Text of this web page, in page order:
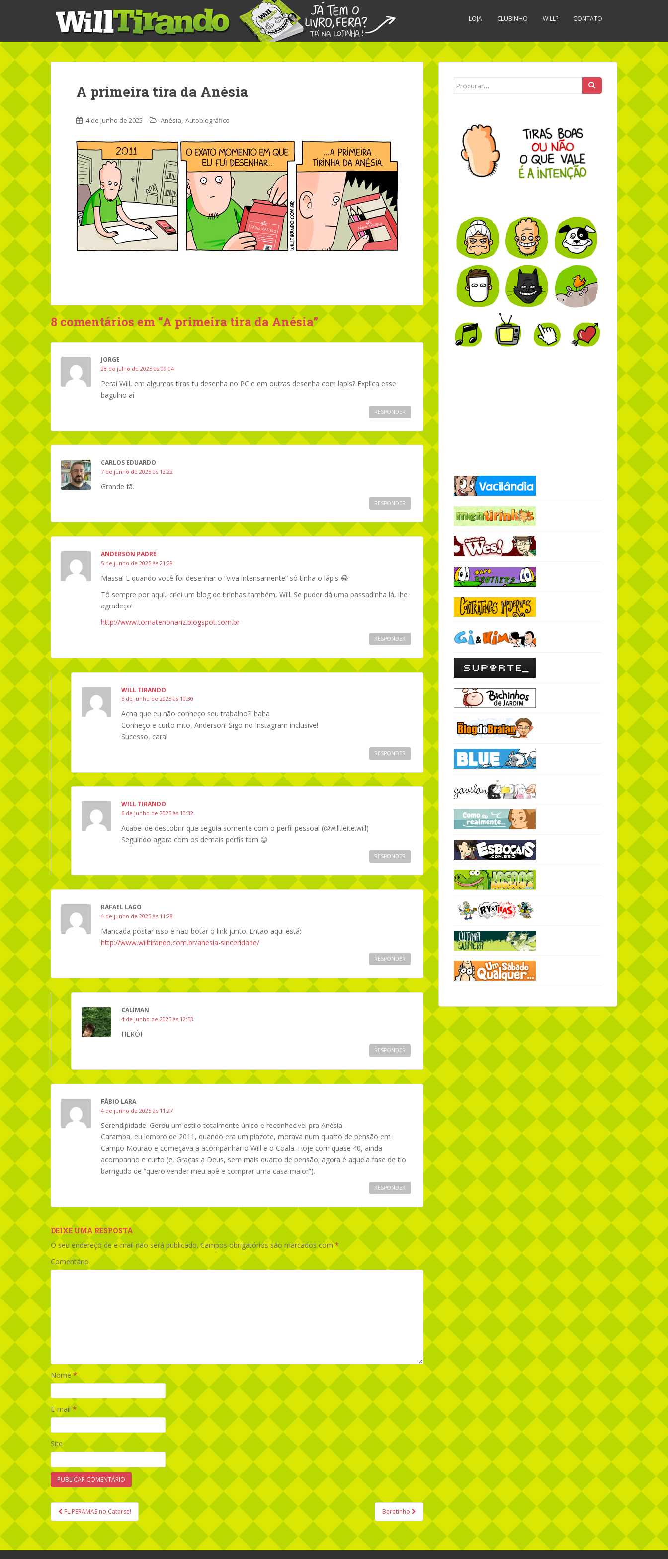
p
m
n
o
e
LOJA CLUBINHO WILL? CONTATO
A primeira tira da Anésia
4 de junho de 2025 Anésia, Autobiográfico
8 comentários em “A primeira tira da Anésia”
JORGE
28 de julho de 2025 às 09:04
Peraí Will, em algumas tiras tu desenha no PC e em outras desenha com lapis? Explica esse
bagulho aí
RESPONDER
CARLOS EDUARDO
7 de junho de 2025 às 12:22
Grande fã.
RESPONDER
ANDERSON PADRE
5 de junho de 2025 às 21:28
Massa! E quando você foi desenhar o “viva intensamente” só tinha o lápis 😂
Tô sempre por aqui.. criei um blog de tirinhas também, Will. Se puder dá uma passadinha lá, lhe
agradeço!
http://www.tomatenonariz.blogspot.com.br
RESPONDER
WILL TIRANDO
6 de junho de 2025 às 10:30
Acha que eu não conheço seu trabalho?! haha
Conheço e curto mto, Anderson! Sigo no Instagram inclusive!
Sucesso, cara!
RESPONDER
WILL TIRANDO
6 de junho de 2025 às 10:32
Acabei de descobrir que seguia somente com o perfil pessoal (@will.leite.will)
Seguindo agora com os demais perfis tbm 😀
RESPONDER
RAFAEL LAGO
4 de junho de 2025 às 11:28
Mancada postar isso e não botar o link junto. Então aqui está:
http://www.willtirando.com.br/anesia-sinceridade/
RESPONDER
CALIMAN
4 de junho de 2025 às 12:53
HERÓI
RESPONDER
FÁBIO LARA
4 de junho de 2025 às 11:27
Serendipidade. Gerou um estilo totalmente único e reconhecível pra Anésia.
Caramba, eu lembro de 2011, quando era um piazote, morava num quarto de pensão em
Campo Mourão e começava a acompanhar o Will e o Coala. Hoje com quase 40, ainda
acompanho e curto (e, Graças a Deus, sem mais quarto de pensão; agora é aquela fase de tio
barrigudo de “quero vender meu apê e comprar uma casa maior”).
RESPONDER
DEIXE UMA RESPOSTA
O seu endereço de e-mail não será publicado.Campos obrigatórios são marcados com*
Comentário
Nome*
E-mail*
Site
Navegação de Post
FLIPERAMAS no Catarse! Baratinho
Search for: